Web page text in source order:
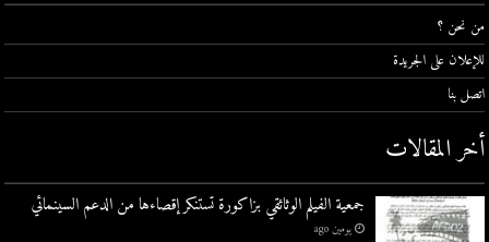
من نحن ؟
للإعلان على الجريدة
اتصل بنا
أخر المقالات
جمعية الفيلم الوثائقي بزاكورة تستنكر إقصاءها من الدعم السينمائي
يومين ago